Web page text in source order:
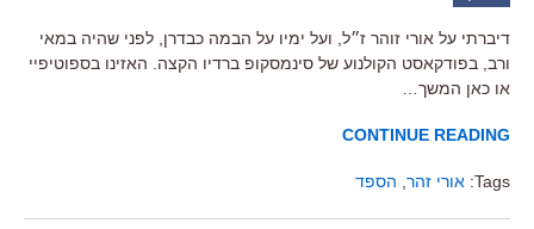
דיברתי על אורי זוהר ז״ל, ועל ימיו על הבמה כבדרן, לפני שהיה במאי
ורב, בפודקאסט הקולנוע של סינמסקופ ברדיו הקצה. האזינו בספוטיפיי
או כאן המשך…
CONTINUE READING
Tags: אורי זהר הספד